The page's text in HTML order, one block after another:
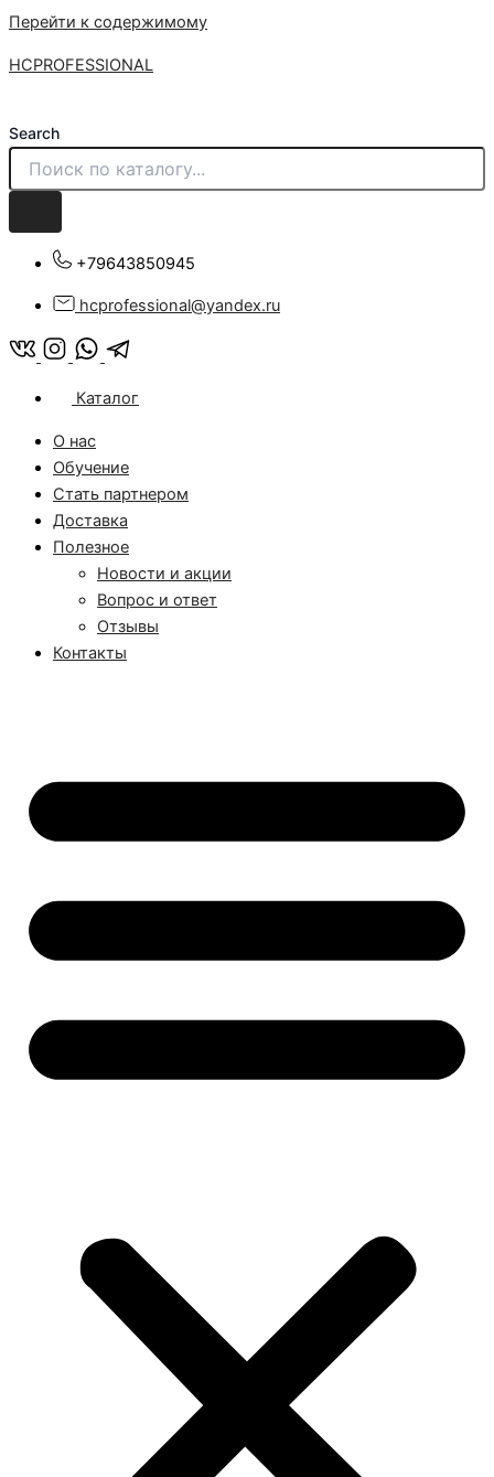
Перейти к содержимому
HCPROFESSIONAL
Search
+79643850945
hcprofessional@yandex.ru
Каталог
О нас
Обучение
Стать партнером
Доставка
Полезное
Новости и акции
Вопрос и ответ
Отзывы
Контакты